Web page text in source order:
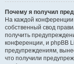
Почему я получил
На каждой
собственный свод
получить
конференции, и phpBB
предупреждениям,
что получили